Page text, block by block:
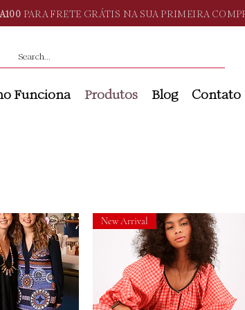
PARA FRETE GRÁTIS NA SUA PRIMEIRA
Funciona Produtos Blog Contato
New Arrival